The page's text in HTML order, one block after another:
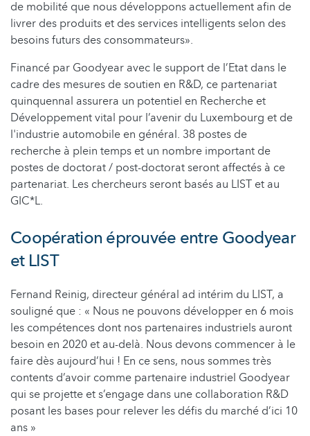
de mobilité que nous développons actuellement afin de
livrer des produits et des services intelligents selon des
besoins futurs des consommateurs».
Financé par Goodyear avec le support de l’Etat dans le
cadre des mesures de soutien en R&D, ce partenariat
quinquennal assurera un potentiel en Recherche et
Développement vital pour l’avenir du Luxembourg et de
l'industrie automobile en général. 38 postes de
recherche à plein temps et un nombre important de
postes de doctorat / post-doctorat seront affectés à ce
partenariat. Les chercheurs seront basés au LIST et au
GIC*L.
Coopération éprouvée entre Goodyear
et LIST
Fernand Reinig, directeur général ad intérim du LIST, a
souligné que : « Nous ne pouvons développer en 6 mois
les compétences dont nos partenaires industriels auront
besoin en 2020 et au-delà. Nous devons commencer à le
faire dès aujourd’hui ! En ce sens, nous sommes très
contents d’avoir comme partenaire industriel Goodyear
qui se projette et s’engage dans une collaboration R&D
posant les bases pour relever les défis du marché d’ici 10
ans »